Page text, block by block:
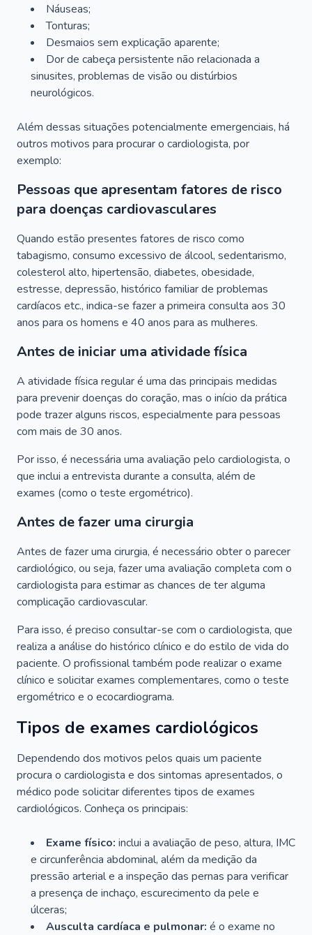
Náuseas;
Tonturas;
Desmaios sem explicação aparente;
Dor de cabeça persistente não relacionada a
sinusites, problemas de visão ou distúrbios
neurológicos.
Além dessas situações potencialmente emergenciais, há
outros motivos para procurar o cardiologista, por
exemplo:
Pessoas que apresentam fatores de risco
para doenças cardiovasculares
Quando estão presentes fatores de risco como
tabagismo, consumo excessivo de álcool, sedentarismo,
colesterol alto, hipertensão, diabetes, obesidade,
estresse, depressão, histórico familiar de problemas
cardíacos etc., indica-se fazer a primeira consulta aos 30
anos para os homens e 40 anos para as mulheres.
Antes de iniciar uma atividade física
A atividade física regular é uma das principais medidas
para prevenir doenças do coração, mas o início da prática
pode trazer alguns riscos, especialmente para pessoas
com mais de 30 anos.
Por isso, é necessária uma avaliação pelo cardiologista, o
que inclui a entrevista durante a consulta, além de
exames (como o teste ergométrico).
Antes de fazer uma cirurgia
Antes de fazer uma cirurgia, é necessário obter o parecer
cardiológico, ou seja, fazer uma avaliação completa com o
cardiologista para estimar as chances de ter alguma
complicação cardiovascular.
Para isso, é preciso consultar-se com o cardiologista, que
realiza a análise do histórico clínico e do estilo de vida do
paciente. O profissional também pode realizar o exame
clínico e solicitar exames complementares, como o teste
ergométrico e o ecocardiograma.
Tipos de exames cardiológicos
Dependendo dos motivos pelos quais um paciente
procura o cardiologista e dos sintomas apresentados, o
médico pode solicitar diferentes tipos de exames
cardiológicos. Conheça os principais:
Exame físico: inclui a avaliação de peso, altura, IMC
e circunferência abdominal, além da medição da
pressão arterial e a inspeção das pernas para verificar
a presença de inchaço, escurecimento da pele e
úlceras;
Ausculta cardíaca e pulmonar: é o exame no